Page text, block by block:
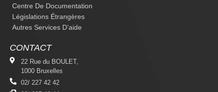
Centre De Documentation
Législations Étrangères
Autres Services D’aide
CONTACT
22 Rue du BOULET,
1000 Bruxelles
02/ 227 42 42